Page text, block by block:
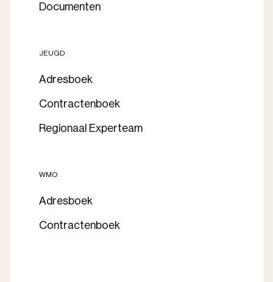
Documenten
JEUGD
Adresboek
Contractenboek
Regionaal Experteam
WMO
Adresboek
Contractenboek